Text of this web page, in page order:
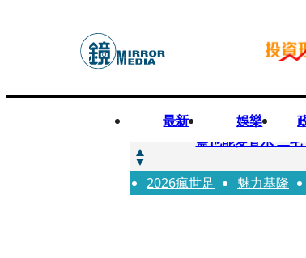
最新 娛樂
快訊
鹽也能變香水 三
快訊
不堪妻子碎念情
2026瘋世足 魅力基隆